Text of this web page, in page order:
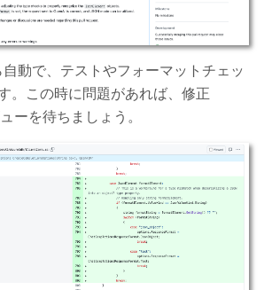
動で、テストやフォーマットチェッ
。この時に問題があれば、修正
ーを待ちましょう。